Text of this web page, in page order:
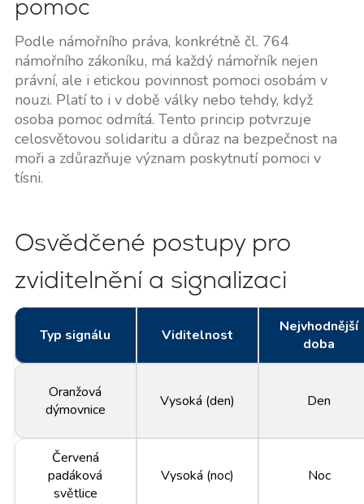
pomoc
Podle námořního práva, konkrétně čl. 764
námořního zákoníku, má každý námořník nejen
právní, ale i etickou povinnost pomoci osobám v
nouzi. Platí to i v době války nebo tehdy, když
osoba pomoc odmítá. Tento princip potvrzuje
celosvětovou solidaritu a důraz na bezpečnost na
moři a zdůrazňuje význam poskytnutí pomoci v
tísni.
Osvědčené postupy pro
zviditelnění a signalizaci
Typ signálu Viditelnost
Nejvhodnější
doba
Oranžová
dýmovnice
Vysoká (den) Den
Červená
padáková
světlice
Vysoká (noc) Noc